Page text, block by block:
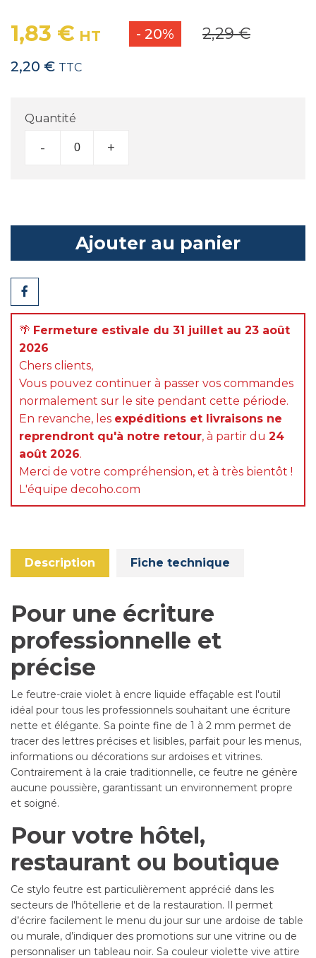
1,83 € HT - 20% 2,29 €
2,20 € TTC
Quantité
- +
Ajouter au panier
Partager
🌴 Fermeture estivale du 31 juillet au 23 août
2026
Chers clients,
Vous pouvez continuer à passer vos commandes
normalement sur le site pendant cette période.
En revanche, les expéditions et livraisons ne
reprendront qu'à notre retour, à partir du 24
août 2026.
Merci de votre compréhension, et à très bientôt !
L'équipe decoho.com
Description Fiche technique
Pour une écriture
professionnelle et
précise
Le feutre-craie violet à encre liquide effaçable est l'outil
idéal pour tous les professionnels souhaitant une écriture
nette et élégante. Sa pointe fine de 1 à 2 mm permet de
tracer des lettres précises et lisibles, parfait pour les menus,
informations ou décorations sur ardoises et vitrines.
Contrairement à la craie traditionnelle, ce feutre ne génère
aucune poussière, garantissant un environnement propre
et soigné.
Pour votre hôtel,
restaurant ou boutique
Ce stylo feutre est particulièrement apprécié dans les
secteurs de l'hôtellerie et de la restauration. Il permet
d’écrire facilement le menu du jour sur une ardoise de table
ou murale, d’indiquer des promotions sur une vitrine ou de
personnaliser un tableau noir. Sa couleur violette vive attire